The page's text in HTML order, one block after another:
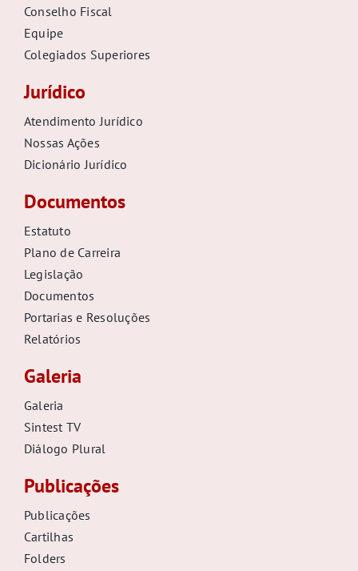
Conselho Fiscal
Equipe
Colegiados Superiores
Jurídico
Atendimento Jurídico
Nossas Ações
Dicionário Jurídico
Documentos
Estatuto
Plano de Carreira
Legislação
Documentos
Portarias e Resoluções
Relatórios
Galeria
Galeria
Sintest TV
Diálogo Plural
Publicações
Publicações
Cartilhas
Folders